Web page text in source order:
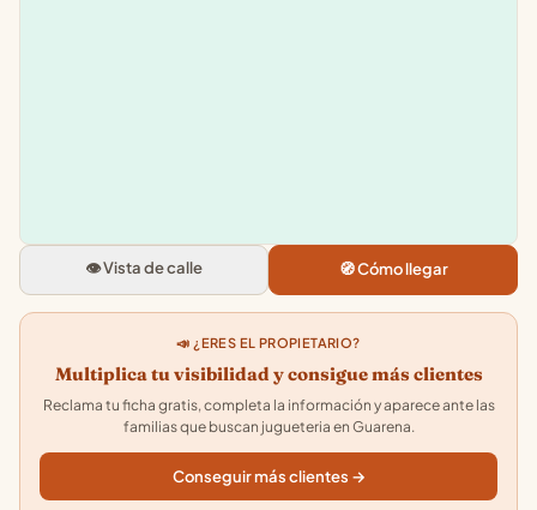
C. Don Diego Lopez, 15, 06470
Guarena, Badajoz
4.0 · 16
👁️ Vista de calle 🧭 Cómo llegar
📣 ¿ERES EL PROPIETARIO?
Multiplica tu visibilidad y consigue más clientes
Reclama tu ficha gratis, completa la información y aparece ante las
familias que buscan jugueteria en Guarena.
Conseguir más clientes →